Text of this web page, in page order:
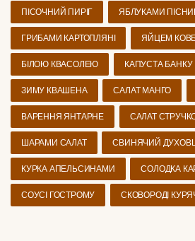
ПІСОЧНИЙ ПИРІГ ЯБЛУКАМИ
ГРИБАМИ КАРТОПЛЯНІ ЯЙЦЕМ
БІЛОЮ КВАСОЛЕЮ КАПУСТА БАНКУ
ЗИМУ КВАШЕНА САЛАТ МАНГО
ВАРЕННЯ ЯНТАРНЕ САЛАТ
ШАРАМИ САЛАТ СВИНЯЧИЙ
КУРКА АПЕЛЬСИНАМИ СОЛОДКА
СОУСІ ГОСТРОМУ СКОВОРОДІ